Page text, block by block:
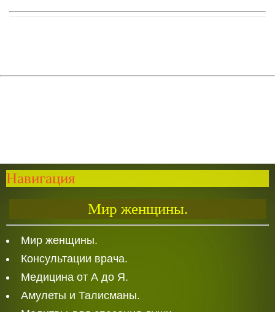
Навигация
Мир женщины.
Мир женщины.
Консультации врача.
Медицина от А до Я.
Амулеты и Талисманы.